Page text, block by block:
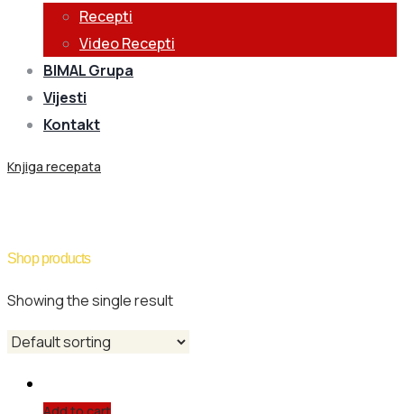
Recepti
Video Recepti
BIMAL Grupa
Vijesti
Kontakt
Knjiga recepata
Shop products
Showing the single result